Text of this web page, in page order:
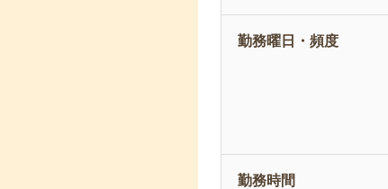
勤務曜日・頻度
勤務時間